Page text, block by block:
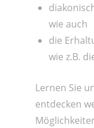
wie auch
die
wie z.B.
Lernen Sie
entdecken